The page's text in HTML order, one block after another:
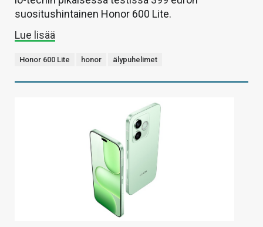
suositushintainen Honor 600 Lite.
Lue lisää
Honor 600 Lite honor älypuhelimet